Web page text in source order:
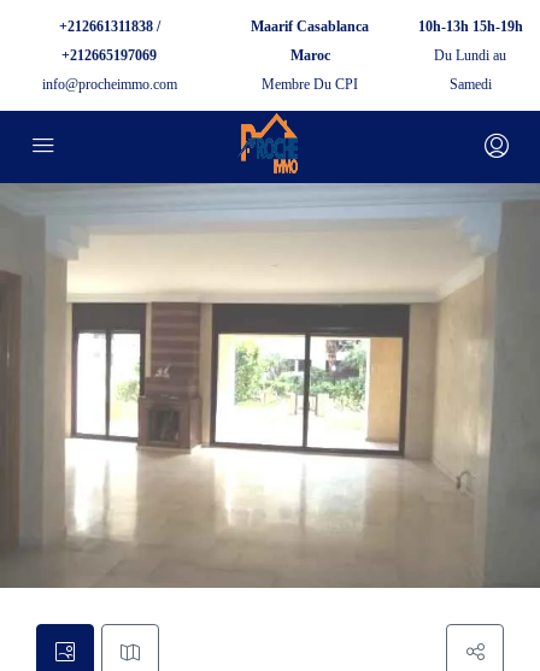
+212661311838 /
+212665197069
info@procheimmo.com
Maarif Casablanca
Maroc
Membre Du CPI
10h-13h 15h-19h
Du Lundi au
Samedi